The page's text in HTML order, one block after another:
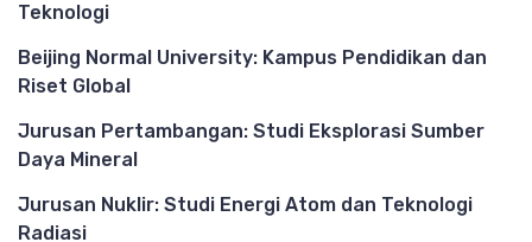
Teknologi
Beijing Normal University: Kampus Pendidikan dan
Riset Global
Jurusan Pertambangan: Studi Eksplorasi Sumber
Daya Mineral
Jurusan Nuklir: Studi Energi Atom dan Teknologi
Radiasi